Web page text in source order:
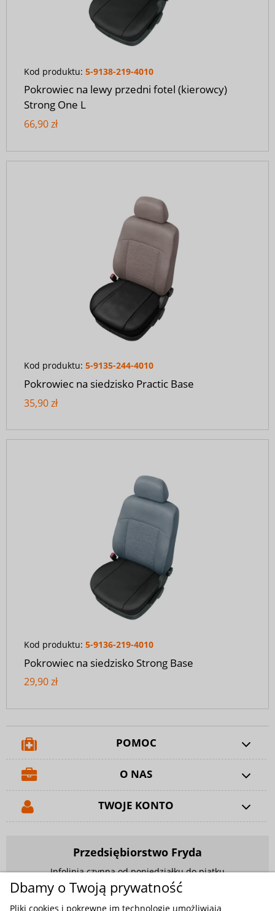
Kod produktu: 5-9138-219-4010
Pokrowiec na lewy przedni fotel (kierowcy)
Strong One L
66,90 zł
Kod produktu: 5-9135-244-4010
Pokrowiec na siedzisko Practic Base
35,90 zł
Kod produktu: 5-9136-219-4010
Pokrowiec na siedzisko Strong Base
29,90 zł
POMOC
O NAS
TWOJE KONTO
Przedsiębiorstwo Fryda
Infolinia czynna od poniedziałku do piątku
w godzinach 9.00 - 17.00
881 703 704
Dbamy o Twoją prywatność
Pliki cookies i pokrewne im technologie umożliwiają